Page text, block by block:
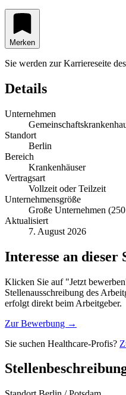
Merken
Sie werden zur Karriereseite
Details
Unternehmen
Standort
Berlin
Bereich
Krankenhäuser
Vertragsart
Vollzeit oder Teilzeit
Unternehmensgröße
Große Unternehmen
Aktualisiert
7. August 2026
Interesse an dieser
Klicken Sie auf "Jetzt
Stellenausschreibung des
erfolgt direkt beim Arbeitgeber.
Zur Bewerbung →
Sie suchen Healthcare-Profis?